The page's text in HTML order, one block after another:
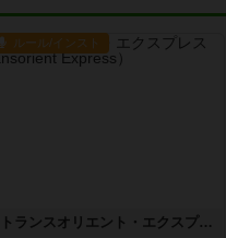
ルール/インスト
トランスオリエント・エクスプレス